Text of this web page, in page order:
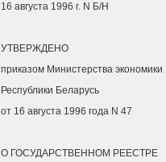
16 августа 1996 г. N Б/Н
УТВЕРЖДЕНО
приказом Министерства экономики
Республики Беларусь
от 16 августа 1996 года N 47
О ГОСУДАРСТВЕННОМ РЕЕСТРЕ